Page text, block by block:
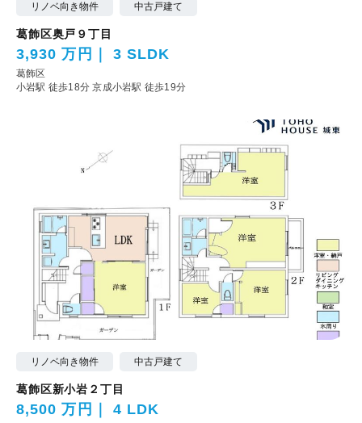
リノベ向き物件 中古戸建て
葛飾区奥戸９丁目
3,930 万円 3 SLDK
葛飾区
小岩駅 徒歩18分京成小岩駅 徒歩19分
リノベ向き物件 中古戸建て
葛飾区新小岩２丁目
8,500 万円 4 LDK